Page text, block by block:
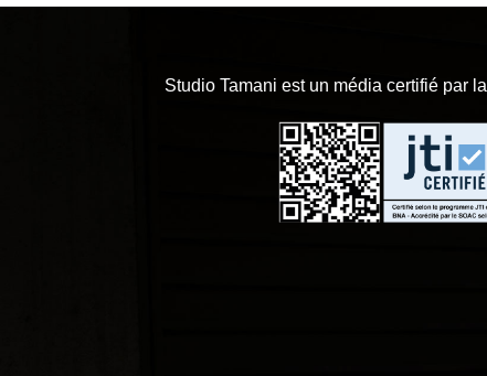
Studio Tamani est un média certifié par la